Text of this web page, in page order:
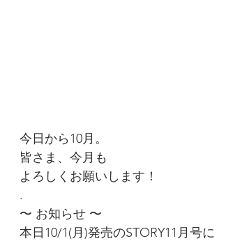
今日から10月。
皆さま、今月も
よろしくお願いします！
.
〜 お知らせ 〜
本日10/1(月)発売のSTORY11月号に